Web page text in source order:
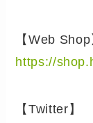
【Web Shop
https://
【Twitter】